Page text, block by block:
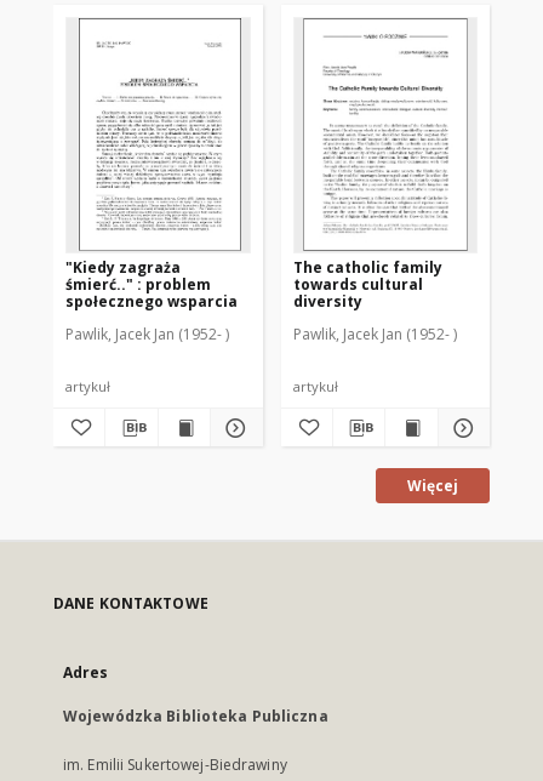
"Kiedy zagraża
śmierć.." : problem
społecznego wsparcia
Pawlik, Jacek Jan (1952- )
artykuł
The catholic family
towards cultural
diversity
Pawlik, Jacek Jan (1952- )
artykuł
Więcej
DANE KONTAKTOWE
Adres
Wojewódzka Biblioteka Publiczna
im. Emilii Sukertowej-Biedrawiny